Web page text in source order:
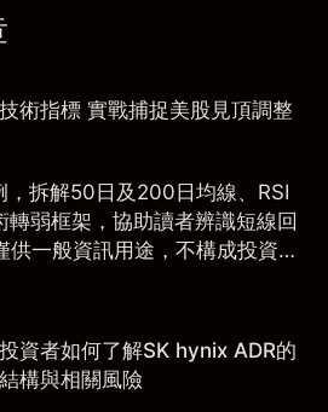
術指標 實戰捕捉美股見頂調整
拆解50日及200日均線、RSI
弱框架，協助讀者辨識短線回
供一般資訊用途，不構成投資研
推薦。
資者如何了解SK hynix ADR的
構與相關風險